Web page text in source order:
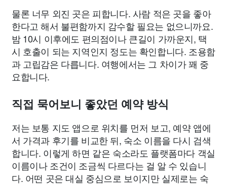
물론 너무 외진 곳은 피합니다. 사람 적은 곳을 좋아
한다고 해서 불편함까지 감수할 필요는 없으니까요.
밤 10시 이후에도 편의점이나 큰길이 가까운지, 택
시 호출이 되는 지역인지 정도는 확인합니다. 조용함
과 고립감은 다릅니다. 여행에서는 그 차이가 꽤 중
요합니다.
직접 묵어보니 좋았던 예약 방식
저는 보통 지도 앱으로 위치를 먼저 보고, 예약 앱에
서 가격과 후기를 비교한 뒤, 숙소 이름을 다시 검색
합니다. 이렇게 하면 같은 숙소라도 플랫폼마다 객실
이름이나 조건이 조금씩 다르다는 걸 알 수 있습니
다. 어떤 곳은 대실 중심으로 보이지만 실제로는 숙